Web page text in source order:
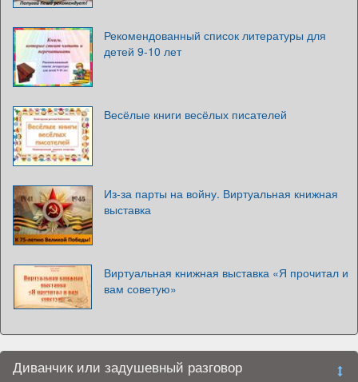
Рекомендованный список литературы для
детей 9-10 лет
Весёлые книги весёлых писателей
Из-за парты на войну. Виртуальная книжная
выставка
Виртуальная книжная выставка «Я прочитал и
вам советую»
Диванчик или задушевный разговор